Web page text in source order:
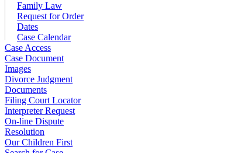
Family Law
Request for Order
Dates
Case Calendar
Case Access
Case Document
Images
Divorce Judgment
Documents
Filing Court Locator
Interpreter Request
On-line Dispute
Resolution
Our Children First